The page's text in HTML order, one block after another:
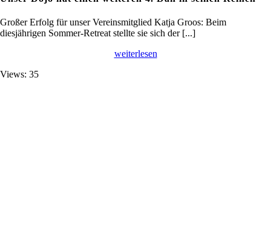
Großer Erfolg für unser Vereinsmitglied Katja Groos: Beim
diesjährigen Sommer-Retreat stellte sie sich der [...]
weiterlesen
Views: 35